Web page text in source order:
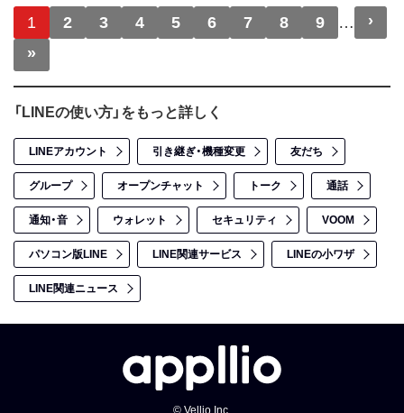
ページ送り
1 2 3 4 5 6 7 8 9 … ›
»最終ページ
「LINEの使い方」をもっと詳しく
LINEアカウント 引き継ぎ・機種変更 友だち
グループ オープンチャット トーク 通話
通知・音 ウォレット セキュリティ VOOM
パソコン版LINE LINE関連サービス LINEの小ワザ
LINE関連ニュース
© Vellio Inc.